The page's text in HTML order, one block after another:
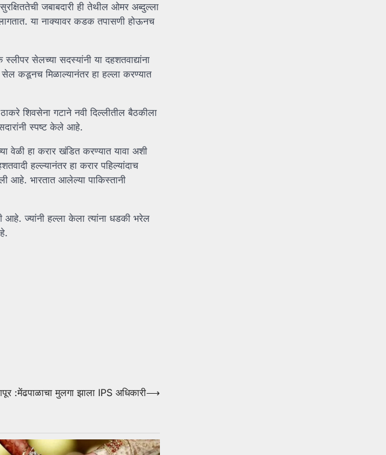
जबाबदारी ही तेथील ओमर अब्दुल्ला
या नाक्यावर कडक तपासणी होऊनच
सेलच्या सदस्यांनी या दहशतवाद्यांना
सेल कडूनच मिळाल्यानंतर हा हल्ला करण्यात
शिवसेना गटाने नवी दिल्लीतील बैठकीला
स्पष्ट केले आहे.
वेळी हा करार खंडित करण्यात यावा अशी
हल्ल्यानंतर हा करार पहिल्यांदाच
आहे. भारतात आलेल्या पाकिस्तानी
आहे. ज्यांनी हल्ला केला त्यांना धडकी भरेल
:मेंढपाळाचा मुलगा झाला IPS अधिकारी⟶